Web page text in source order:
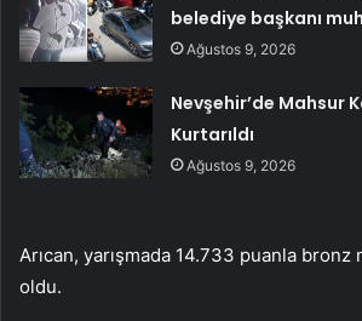
belediye başkanı
Ağustos 9, 2026
Nevşehir’de Mahsur
Kurtarıldı
Ağustos 9, 2026
Arıcan, yarışmada 14.733 puanla bronz
oldu.